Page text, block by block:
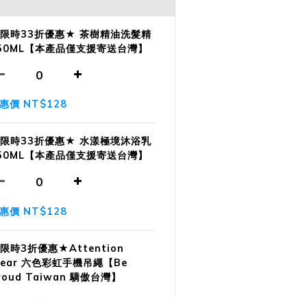
時33折優惠★ 茶樹精油洗髮精
【本產品僅支援寄送台灣】
價 NT$128
時33折優惠★ 水漾極境沐浴乳
【本產品僅支援寄送台灣】
價 NT$128
時3折優惠★Attention
六色彩虹手機吊繩【Be
Taiwan 驕傲台灣】